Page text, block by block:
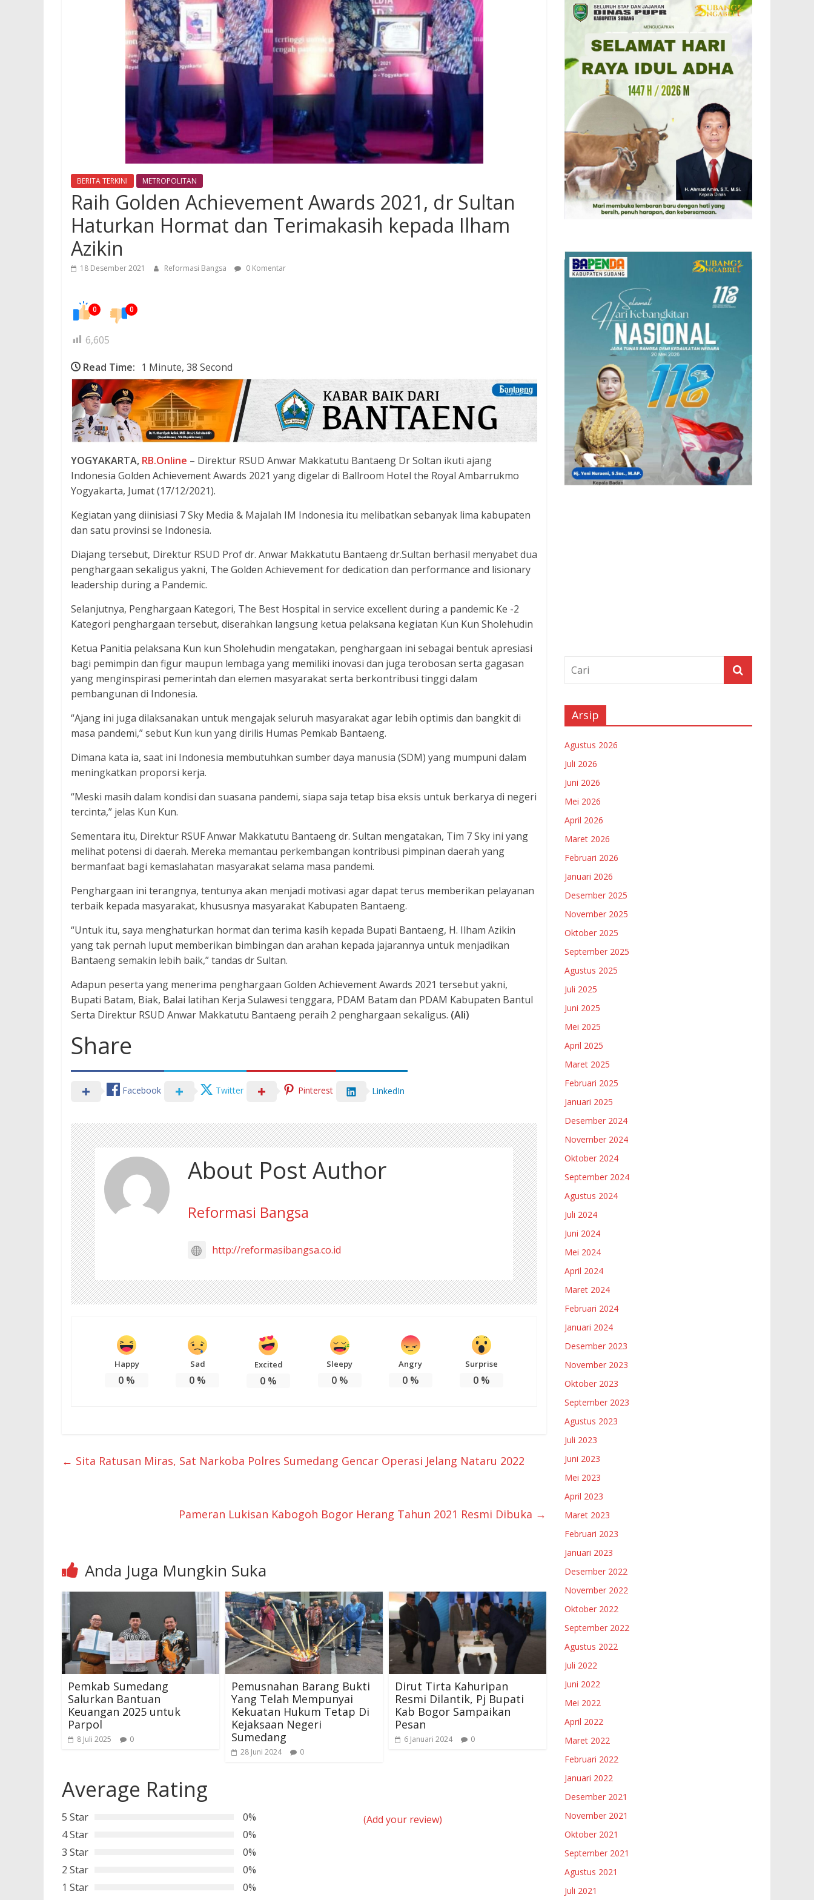
BERITA TERKINI METROPOLITAN
Raih Golden Achievement Awards 2021, dr Sultan
Haturkan Hormat dan Terimakasih kepada Ilham
Azikin
18 Desember 2021 Reformasi Bangsa 0 Komentar
0 0
6,605
Read Time: 1 Minute, 38 Second
YOGYAKARTA, RB.Online – Direktur RSUD Anwar Makkatutu Bantaeng Dr Soltan ikuti ajang
Indonesia Golden Achievement Awards 2021 yang digelar di Ballroom Hotel the Royal Ambarrukmo
Yogyakarta, Jumat (17/12/2021).
Kegiatan yang diinisiasi 7 Sky Media & Majalah IM Indonesia itu melibatkan sebanyak lima kabupaten
dan satu provinsi se Indonesia.
Diajang tersebut, Direktur RSUD Prof dr. Anwar Makkatutu Bantaeng dr.Sultan berhasil menyabet dua
penghargaan sekaligus yakni, The Golden Achievement for dedication dan performance and lisionary
leadership during a Pandemic.
Selanjutnya, Penghargaan Kategori, The Best Hospital in service excellent during a pandemic Ke -2
Kategori penghargaan tersebut, diserahkan langsung ketua pelaksana kegiatan Kun Kun Sholehudin
Ketua Panitia pelaksana Kun kun Sholehudin mengatakan, penghargaan ini sebagai bentuk apresiasi
bagi pemimpin dan figur maupun lembaga yang memiliki inovasi dan juga terobosan serta gagasan
yang menginspirasi pemerintah dan elemen masyarakat serta berkontribusi tinggi dalam
pembangunan di Indonesia.
“Ajang ini juga dilaksanakan untuk mengajak seluruh masyarakat agar lebih optimis dan bangkit di
masa pandemi,” sebut Kun kun yang dirilis Humas Pemkab Bantaeng.
Dimana kata ia, saat ini Indonesia membutuhkan sumber daya manusia (SDM) yang mumpuni dalam
meningkatkan proporsi kerja.
“Meski masih dalam kondisi dan suasana pandemi, siapa saja tetap bisa eksis untuk berkarya di negeri
tercinta,” jelas Kun Kun.
Sementara itu, Direktur RSUF Anwar Makkatutu Bantaeng dr. Sultan mengatakan, Tim 7 Sky ini yang
melihat potensi di daerah. Mereka memantau perkembangan kontribusi pimpinan daerah yang
bermanfaat bagi kemaslahatan masyarakat selama masa pandemi.
Penghargaan ini terangnya, tentunya akan menjadi motivasi agar dapat terus memberikan pelayanan
terbaik kepada masyarakat, khususnya masyarakat Kabupaten Bantaeng.
“Untuk itu, saya menghaturkan hormat dan terima kasih kepada Bupati Bantaeng, H. Ilham Azikin
yang tak pernah luput memberikan bimbingan dan arahan kepada jajarannya untuk menjadikan
Bantaeng semakin lebih baik,” tandas dr Sultan.
Adapun peserta yang menerima penghargaan Golden Achievement Awards 2021 tersebut yakni,
Bupati Batam, Biak, Balai latihan Kerja Sulawesi tenggara, PDAM Batam dan PDAM Kabupaten Bantul
Serta Direktur RSUD Anwar Makkatutu Bantaeng peraih 2 penghargaan sekaligus. (Ali)
Share
Facebook Twitter Pinterest LinkedIn
About Post Author
Reformasi Bangsa
http://reformasibangsa.co.id
Happy
0 %
Sad
0 %
Excited
0 %
Sleepy
0%
Angry
0%
Surprise
0%
← Sita Ratusan Miras, Sat Narkoba Polres Sumedang Gencar Operasi Jelang Nataru 2022
Pameran Lukisan Kabogoh Bogor Herang Tahun 2021 Resmi Dibuka →
Anda Juga Mungkin Suka
Pemkab Sumedang
Salurkan Bantuan
Keuangan 2025 untuk
Parpol
8 Juli 2025 0
Pemusnahan Barang Bukti
Yang Telah Mempunyai
Kekuatan Hukum Tetap Di
Kejaksaan Negeri
Sumedang
28 Juni 2024 0
Dirut Tirta Kahuripan
Resmi Dilantik, Pj Bupati
Kab Bogor Sampaikan
Pesan
6 Januari 2024 0
Average Rating
5 Star
0%
4 Star
0%
3 Star
0%
2 Star
0%
1 Star
0%
(Add your review)
Arsip
Agustus 2026
Juli 2026
Juni 2026
Mei 2026
April 2026
Maret 2026
Februari 2026
Januari 2026
Desember 2025
November 2025
Oktober 2025
September 2025
Agustus 2025
Juli 2025
Juni 2025
Mei 2025
April 2025
Maret 2025
Februari 2025
Januari 2025
Desember 2024
November 2024
Oktober 2024
September 2024
Agustus 2024
Juli 2024
Juni 2024
Mei 2024
April 2024
Maret 2024
Februari 2024
Januari 2024
Desember 2023
November 2023
Oktober 2023
September 2023
Agustus 2023
Juli 2023
Juni 2023
Mei 2023
April 2023
Maret 2023
Februari 2023
Januari 2023
Desember 2022
November 2022
Oktober 2022
September 2022
Agustus 2022
Juli 2022
Juni 2022
Mei 2022
April 2022
Maret 2022
Februari 2022
Januari 2022
Desember 2021
November 2021
Oktober 2021
September 2021
Agustus 2021
Juli 2021